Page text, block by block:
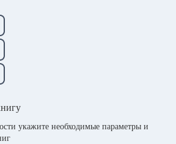
укажите необходимые параметры и